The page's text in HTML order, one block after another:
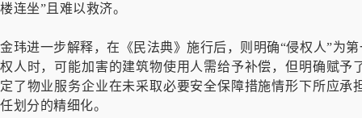
楼连坐”且难以救济。
金玮进一步解释，在《民法典》施行后，则明确“侵权人”为
权人时，可能加害的建筑物使用人需给予补偿，但明确赋
定了物业服务企业在未采取必要安全保障措施情形下所应
任划分的精细化。